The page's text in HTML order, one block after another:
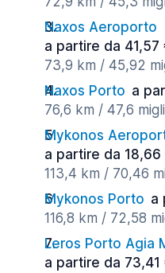
Naxos Aeroporto
a partire da 41,57
73,9 km / 45,92
Naxos Porto a
76,6 km / 47,6
Mykonos
a partire da
113,4 km / 70,46
Mykonos Porto a
116,8 km / 72,58
Leros Porto Agia
a partire da 73,41